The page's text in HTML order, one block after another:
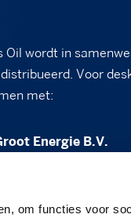
om functies voor
Oil wordt in
Voor
met:
Energie B.V.